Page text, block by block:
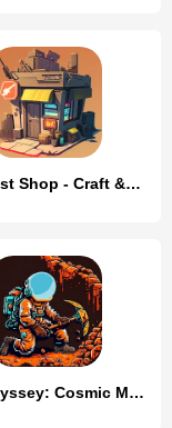
The Last Shop - Craft & Trade
Dig Odyssey: Cosmic Miner